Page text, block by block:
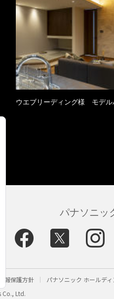
ウエブリーディング様 モデル
パナソニッ
報保護方針
パナソニック ホールディ
Co., Ltd.